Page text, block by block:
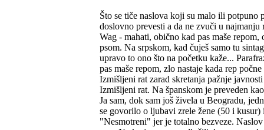
Što se tiče naslova koji su malo ili
doslovno prevesti a da ne zvuči u
Wag - mahati, obično kad pas maše
psom. Na srpskom, kad čuješ samo tu
upravo to ono što na početku kaže...
pas maše repom, zlo nastaje kada rep
Izmišljeni rat zarad skretanja pažnje
Izmišljeni rat. Na španskom je preveden
Ja sam, dok sam još živela u Beogradu,
se govorilo o ljubavi zrele žene (50 i
"Nesmotreni" jer je totalno bezveze.